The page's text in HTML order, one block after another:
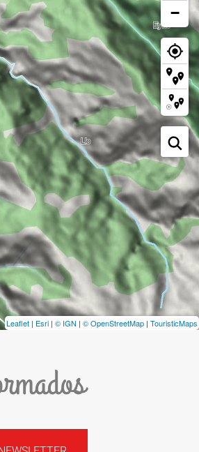
−
Leaflet | Esri | © IGN | © OpenStreetMap | TouristicMaps